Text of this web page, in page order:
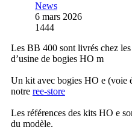
News
6 mars 2026
1444
Les BB 400 sont livrés chez
d’usine de bogies HO m
Un kit avec bogies HO e (voie
notre ree-store
Les références des kits HO e
du modèle.